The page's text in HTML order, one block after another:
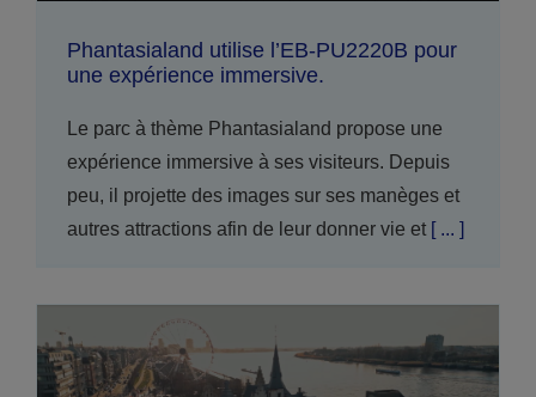
Phantasialand utilise l’EB-PU2220B pour
une expérience immersive.
Le parc à thème Phantasialand propose une
expérience immersive à ses visiteurs. Depuis
peu, il projette des images sur ses manèges et
autres attractions afin de leur donner vie et[ ... ]